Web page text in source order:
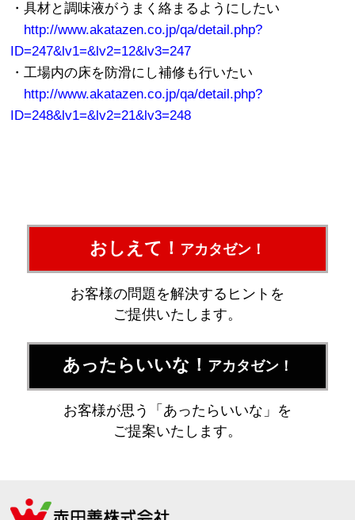
・具材と調味液がうまく絡まるようにしたい
http://www.akatazen.co.jp/qa/detail.php?
ID=247&lv1=&lv2=12&lv3=247
・工場内の床を防滑にし補修も行いたい
http://www.akatazen.co.jp/qa/detail.php?
ID=248&lv1=&lv2=21&lv3=248
おしえて！ アカタゼン！
お客様の問題を解決するヒントを
ご提供いたします。
あったらいいな！ アカタゼン！
お客様が思う「あったらいいな」を
ご提案いたします。